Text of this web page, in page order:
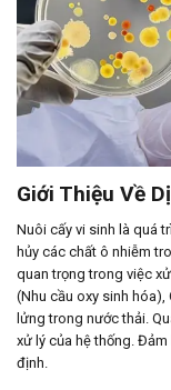
Giới Thiệu Về
Nuôi cấy vi sinh là quá
hủy các chất ô nhiễm
quan trọng trong việc
(Nhu cầu oxy sinh hóa),
lửng trong nước thải.
xử lý của hệ thống.
định.